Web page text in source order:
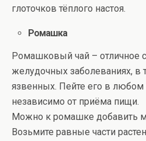
глоточков тёплого настоя.
Ромашка
Ромашковый чай – отличное
желудочных заболеваниях, в
язвенных. Пейте его в любом
независимо от приёма пищи.
Можно к ромашке добавить
Возьмите равные части